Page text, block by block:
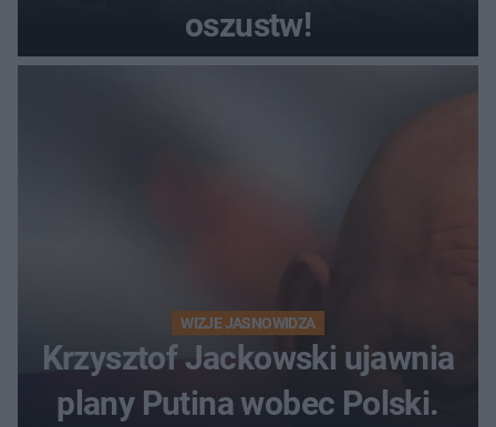
oszustw!
WIZJE JASNOWIDZA
Krzysztof Jackowski ujawnia
plany Putina wobec Polski.